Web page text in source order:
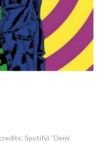
Spotify) “Demi